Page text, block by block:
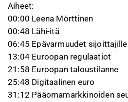
Aiheet:
00:00 Leena Mörttinen
00:48 Lähi-itä
06:45 Epävarmuudet sijoittajille
13:04 Euroopan regulaatiot
21:58 Euroopan taloustilanne
25:48 Digitaalinen euro
31:12 Pääomamarkkinoiden